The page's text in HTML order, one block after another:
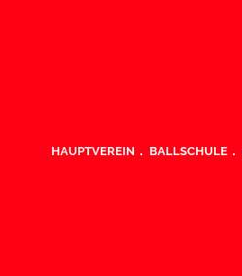
HAUPTVEREIN BALLSCHULE